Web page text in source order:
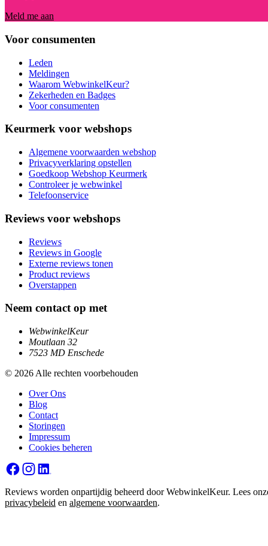
Meld me aan
Voor consumenten
Leden
Meldingen
Waarom WebwinkelKeur?
Zekerheden en Badges
Voor consumenten
Keurmerk voor webshops
Algemene voorwaarden webshop
Privacyverklaring opstellen
Goedkoop Webshop Keurmerk
Controleer je webwinkel
Telefoonservice
Reviews voor webshops
Reviews
Reviews in Google
Externe reviews tonen
Product reviews
Overstappen
Neem contact op met
WebwinkelKeur
Moutlaan 32
7523 MD Enschede
© 2026 Alle rechten voorbehouden
Over Ons
Blog
Contact
Storingen
Impressum
Cookies beheren
Reviews worden onpartijdig beheerd door WebwinkelKeur. Lees
privacybeleid en algemene voorwaarden.